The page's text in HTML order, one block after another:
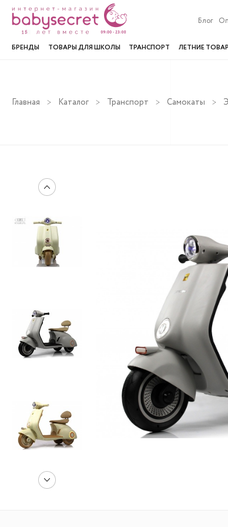
Блог
БРЕНДЫ ТОВАРЫ ДЛЯ ШКОЛЫ ТРАНСПОРТ ЛЕТНИЕ
Главная Каталог Транспорт Самокаты